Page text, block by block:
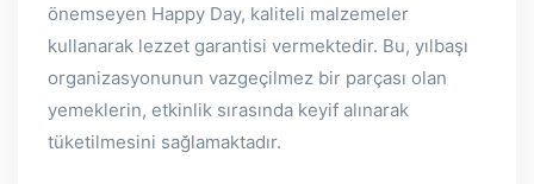
önemseyen Happy Day, kaliteli malzemeler
kullanarak lezzet garantisi vermektedir. Bu, yılbaşı
organizasyonunun vazgeçilmez bir parçası olan
yemeklerin, etkinlik sırasında keyif alınarak
tüketilmesini sağlamaktadır.